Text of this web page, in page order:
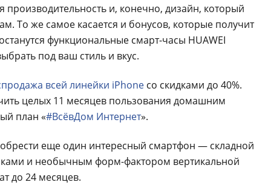
производительность и, конечно, дизайн, который
же самое касается и бонусов, которые получит
функциональные смарт-часы HUAWEI
под ваш стиль и вкус.
всей линейки iPhone со скидками до 40%.
целых 11 месяцев пользования домашним
план «#ВсёвДом Интернет».
еще один интересный смартфон — складной
и необычным форм-фактором вертикальной
до 24 месяцев.